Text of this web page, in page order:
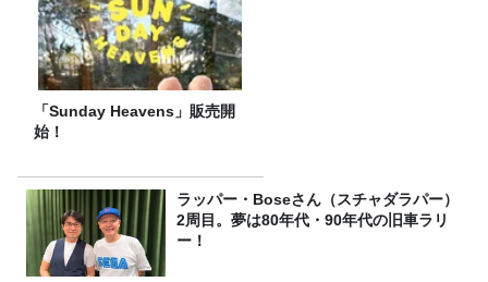
「Sunday Heavens」販売開
始！
ラッパー・Boseさん（スチャダラパー）
2周目。夢は80年代・90年代の旧車ラリ
ー！